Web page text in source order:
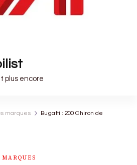
plus encore
marques
Bugatti : 200 Chiron de